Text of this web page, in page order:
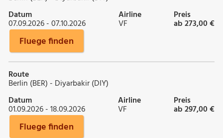
Datum
07.09.2026 - 07.10.2026
Airline
VF
Preis
ab 273,00 €
Fluege finden
Route
Berlin (BER) - Diyarbakir (DIY)
Datum
01.09.2026 - 18.09.2026
Airline
VF
Preis
ab 297,00 €
Fluege finden